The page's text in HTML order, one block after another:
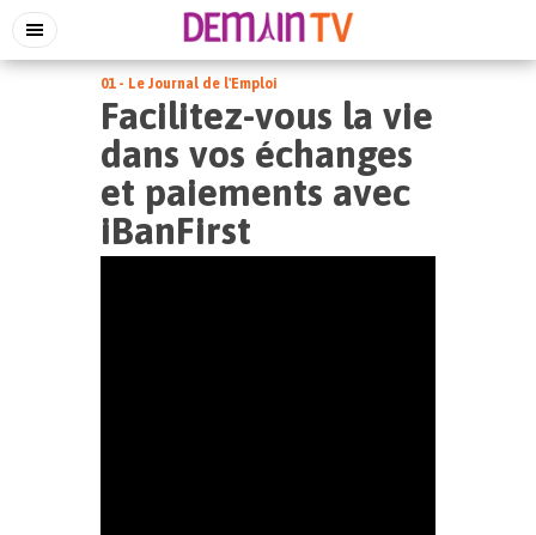
01 - Le Journal de l'Emploi
Facilitez-vous la vie
dans vos échanges
et paiements avec
iBanFirst